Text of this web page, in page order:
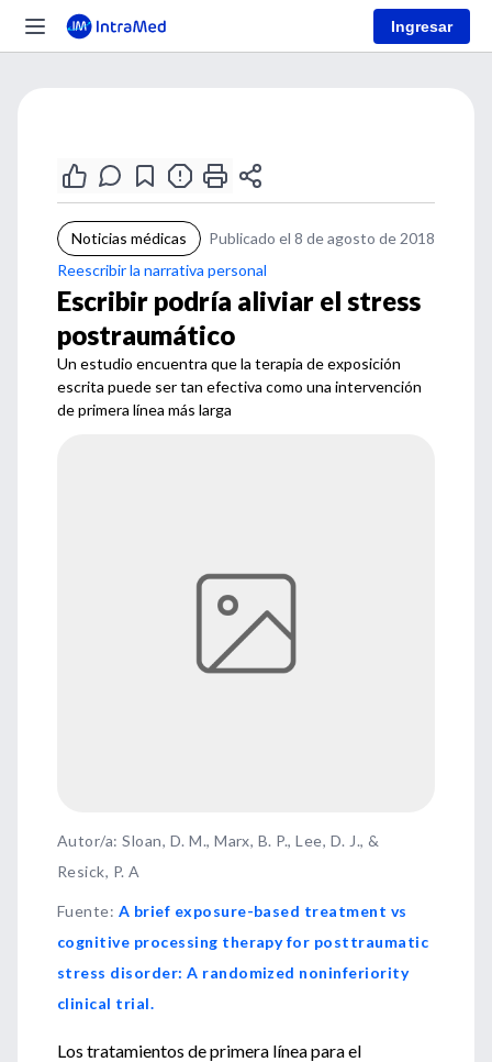
Ingresar
Noticias médicas
Publicado el 8 de agosto de 2018
Reescribir la narrativa personal
Escribir podría aliviar el stress
postraumático
Un estudio encuentra que la terapia de exposición
escrita puede ser tan efectiva como una intervención
de primera línea más larga
Autor/a: Sloan, D. M., Marx, B. P., Lee, D. J., &
Resick, P. A
Fuente: A brief exposure-based treatment vs
cognitive processing therapy for posttraumatic
stress disorder: A randomized noninferiority
clinical trial.
Los tratamientos de primera línea para el